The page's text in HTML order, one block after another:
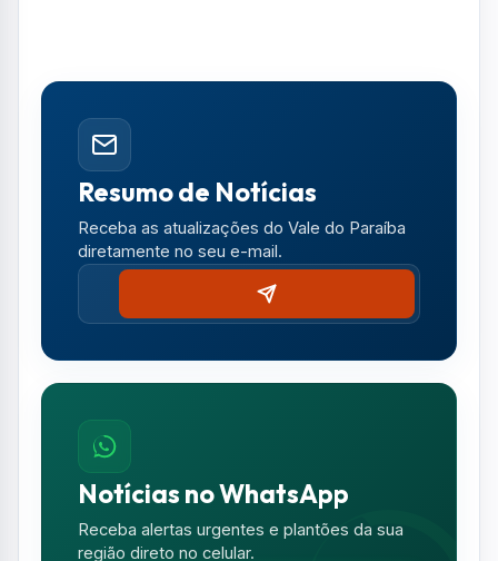
Notícias no WhatsApp
Receba alertas urgentes e plantões da sua
região direto no celular.
SEGUIR CANAL OFICIAL
Comentários (0)
Nenhum comentário publicado ainda. Seja o